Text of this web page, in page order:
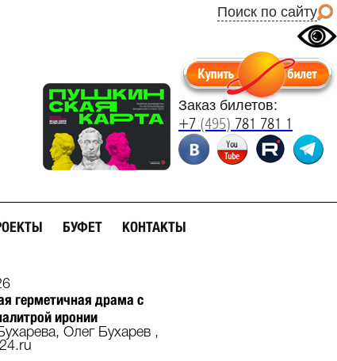
Поиск по сайту
Заказ билетов:
+7 (495) 781 781 1
БУФЕТ КОНТАКТЫ
герметичная драма с
иронии
Олег Бухарев ,